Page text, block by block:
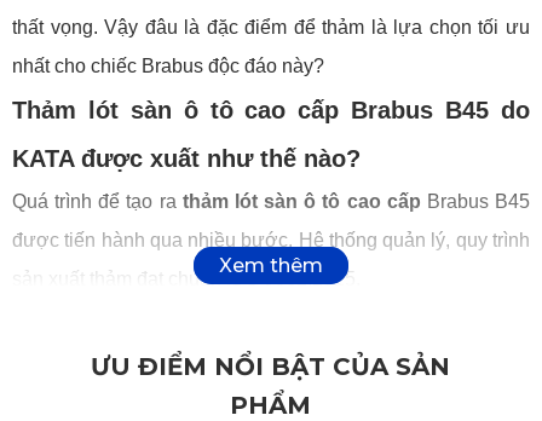
thất vọng. Vậy đâu là đặc điểm để thảm là lựa chọn tối ưu
nhất cho chiếc Brabus độc đáo này?
Thảm lót sàn ô tô cao cấp Brabus B45 do
KATA được xuất như thế nào?
Quá trình để tạo ra thảm lót sàn ô tô cao cấp Brabus B45
được tiến hành qua nhiều bước. Hệ thống quản lý, quy trình
sản xuất thảm đạt chuẩn ISO 9001:2015.
ƯU ĐIỂM NỔI BẬT CỦA SẢN
PHẨM